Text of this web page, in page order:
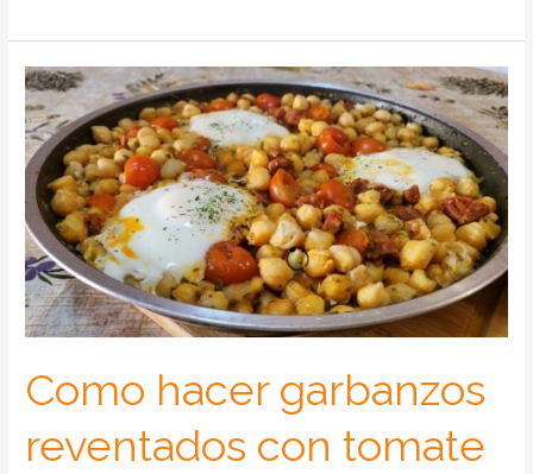
huevos
rellenos
de
palitos
de
surimi
Como hacer garbanzos
reventados con tomate